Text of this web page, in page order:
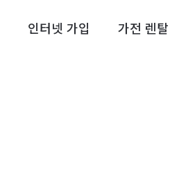
인터넷 가입 가전 렌탈